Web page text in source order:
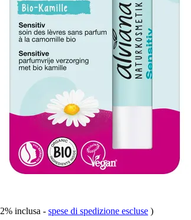
inclusa - spese di spedizione escluse )